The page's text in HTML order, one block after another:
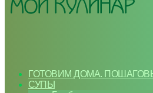
ГОТОВИМ ДОМА.
СУПЫ